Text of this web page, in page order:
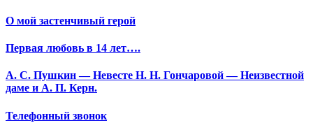
О мой застенчивый герой
Первая любовь в 14 лет….
А. С. Пушкин — Невесте Н. Н. Гончаровой — Неизвестной
даме и А. П. Керн.
Телефонный звонок